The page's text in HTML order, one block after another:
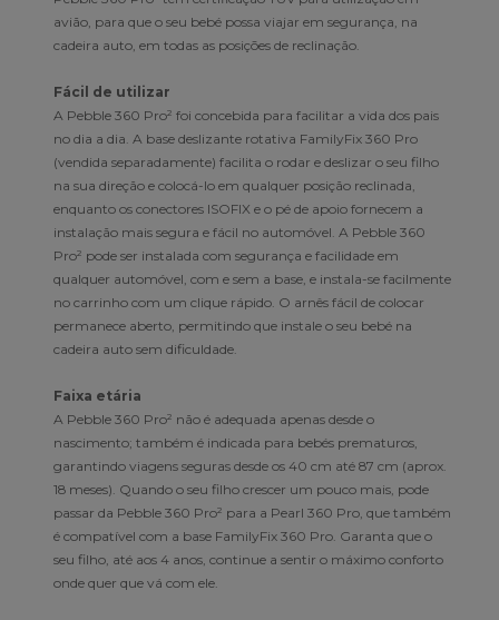
avião, para que o seu bebé possa viajar em segurança, na
cadeira auto, em todas as posições de reclinação.
Fácil de utilizar
A Pebble 360 Pro² foi concebida para facilitar a vida dos pais
no dia a dia. A base deslizante rotativa FamilyFix 360 Pro
(vendida separadamente) facilita o rodar e deslizar o seu filho
na sua direção e colocá-lo em qualquer posição reclinada,
enquanto os conectores ISOFIX e o pé de apoio fornecem a
instalação mais segura e fácil no automóvel. A Pebble 360
Pro² pode ser instalada com segurança e facilidade em
qualquer automóvel, com e sem a base, e instala-se facilmente
no carrinho com um clique rápido. O arnês fácil de colocar
permanece aberto, permitindo que instale o seu bebé na
cadeira auto sem dificuldade.
Faixa etária
A Pebble 360 Pro² não é adequada apenas desde o
nascimento; também é indicada para bebés prematuros,
garantindo viagens seguras desde os 40 cm até 87 cm (aprox.
18 meses). Quando o seu filho crescer um pouco mais, pode
passar da Pebble 360 Pro² para a Pearl 360 Pro, que também
é compatível com a base FamilyFix 360 Pro. Garanta que o
seu filho, até aos 4 anos, continue a sentir o máximo conforto
onde quer que vá com ele.